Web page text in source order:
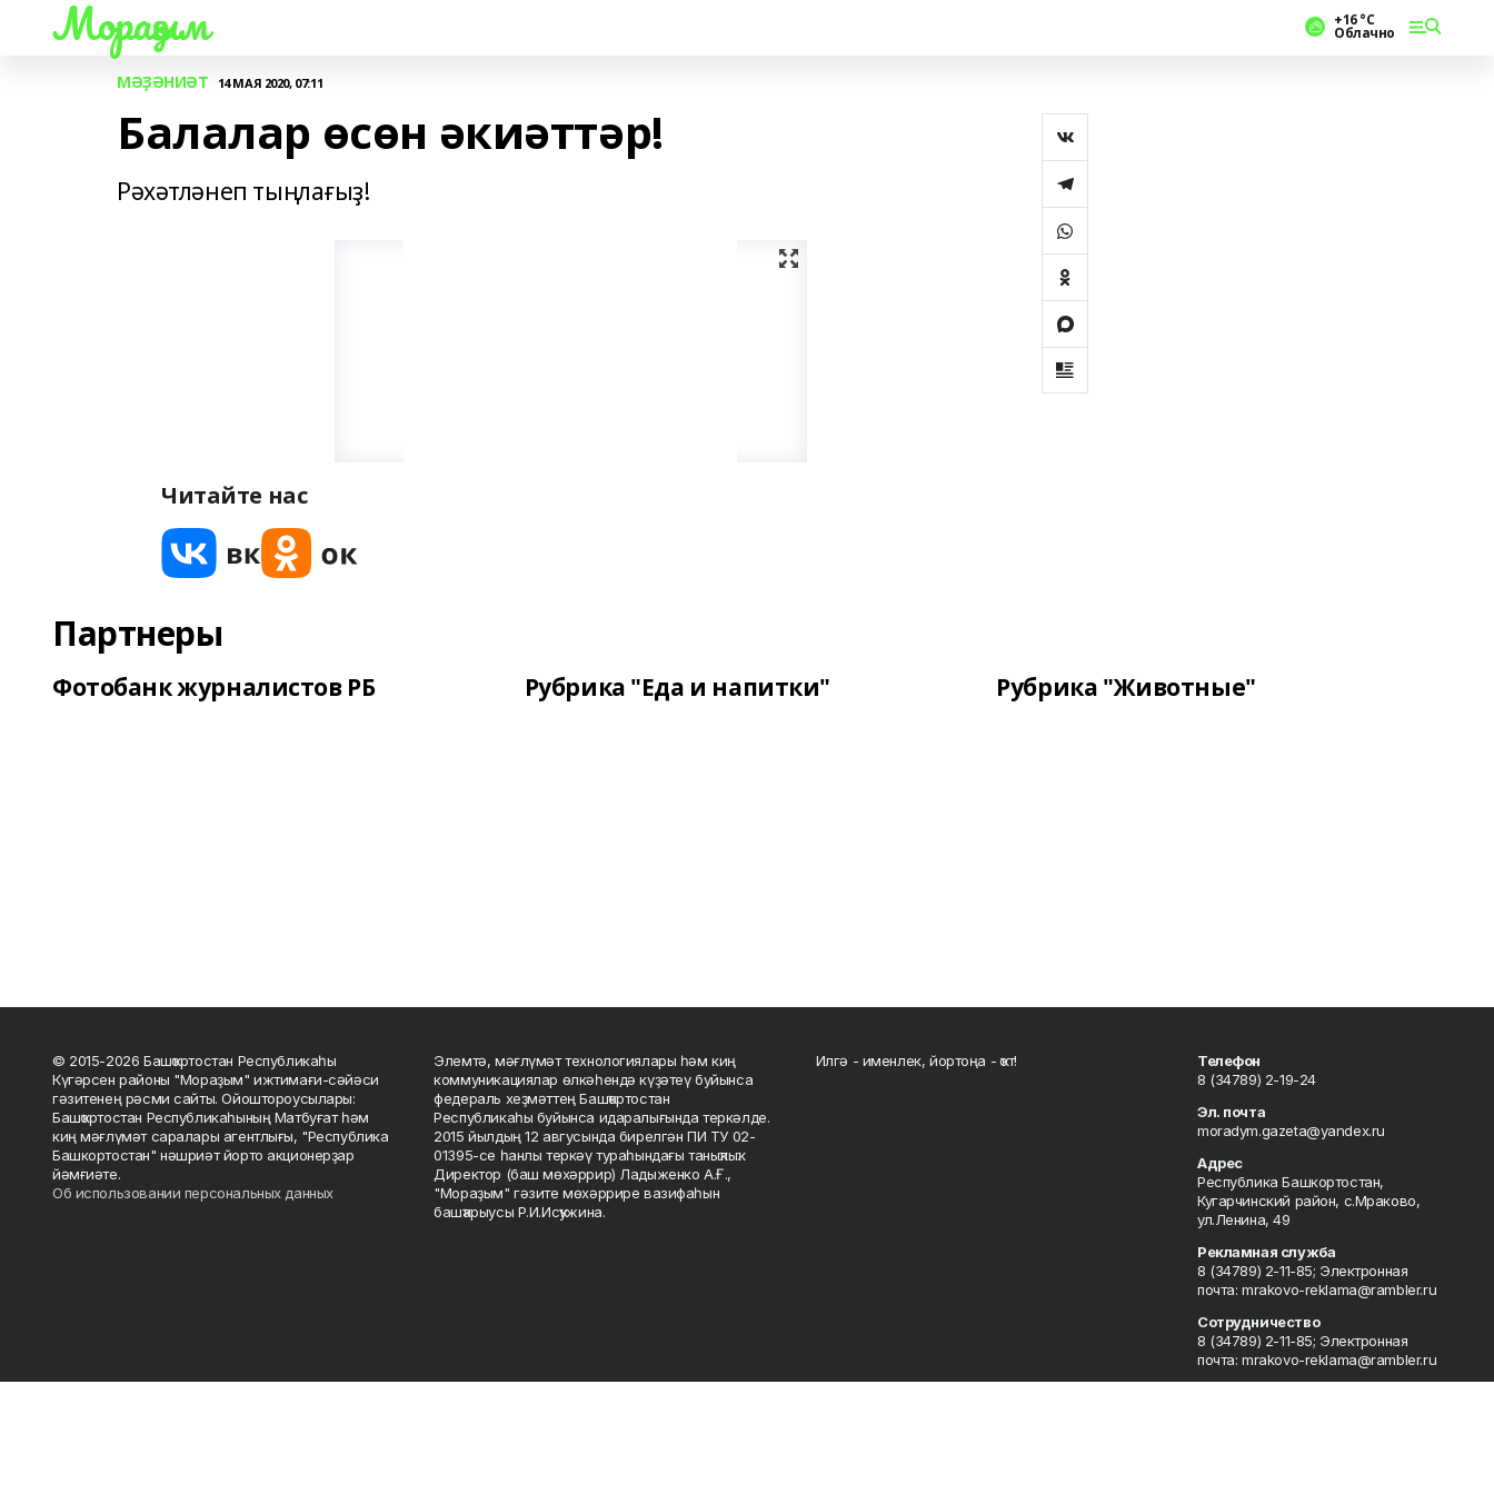
Мораҙым +16 °С
Облачно
МӘҘӘНИӘТ 14 МАЯ 2020, 07:11
Балалар өсөн әкиәттәр!
Рәхәтләнеп тыңлағыҙ!
Читайте нас
Партнеры
Фотобанк журналистов РБ Рубрика "Еда и напитки" Рубрика "Животные"
© 2015-2026 Башҡортостан Республикаһы
Күгәрсен районы "Мораҙым" ижтимағи-сәйәси
гәзитенең рәсми сайты. Ойоштороусылары:
Башҡортостан Республикаһының Матбуғат һәм
киң мәғлүмәт саралары агентлығы, "Республика
Башкортостан" нәшриәт йорто акционерҙар
йәмғиәте.
Об использовании персональных данных
Элемтә, мәғлүмәт технологиялары һәм киң
коммуникациялар өлкәһендә күҙәтеү буйынса
федераль хеҙмәттең Башҡортостан
Республикаһы буйынса идаралығында теркәлде.
2015 йылдың 12 авгусында бирелгән ПИ ТУ 02-
01395-се һанлы теркәү тураһындағы таныҡлыҡ.
Директор (баш мөхәррир) Ладыженко А.Ғ.,
"Мораҙым" гәзите мөхәррире вазифаһын
башҡарыусы Р.И.Исҡужина.
Илгә - именлек, йортоңа - ҡот!
Телефон
8 (34789) 2-19-24
Эл. почта
moradym.gazeta@yandex.ru
Адрес
Республика Башкортостан,
Кугарчинский район, с.Мраково,
ул.Ленина, 49
Рекламная служба
8 (34789) 2-11-85; Электронная
почта: mrakovo-reklama@rambler.ru
Сотрудничество
8 (34789) 2-11-85; Электронная
почта: mrakovo-reklama@rambler.ru